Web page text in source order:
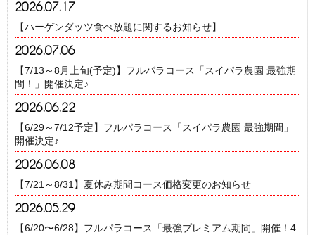
2026.07.17
【ハーゲンダッツ食べ放題に関するお知らせ】
2026.07.06
【7/13～8月上旬(予定)】フルパラコース「スイパラ農園 最強期
間！」開催決定♪
2026.06.22
【6/29～7/12予定】フルパラコース「スイパラ農園 最強期間」
開催決定♪
2026.06.08
【7/21～8/31】夏休み期間コース価格変更のお知らせ
2026.05.29
【6/20〜6/28】フルパラコース「最強プレミアム期間」開催！4